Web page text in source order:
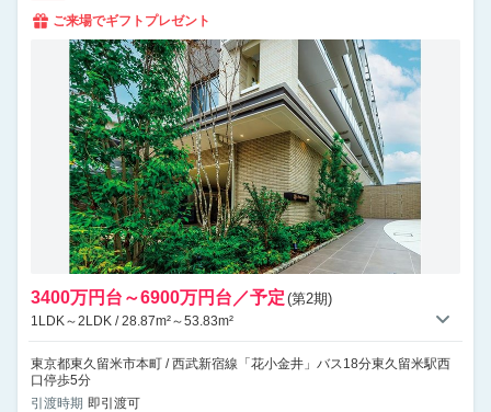
ご来場でギフトプレゼント
3400万円台～6900万円台／予定 (第2期)
1LDK～2LDK / 28.87m²～53.83m²
東京都東久留米市本町 / 西武新宿線「花小金井」バス18分東久留米駅西
口停歩5分
引渡時期 即引渡可